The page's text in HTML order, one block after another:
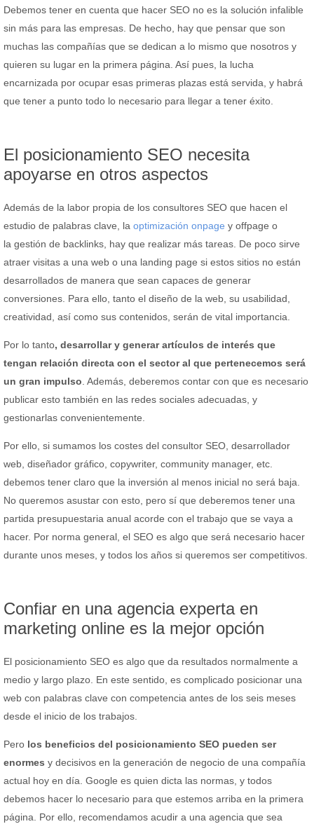
Debemos tener en cuenta que hacer SEO no es la solución infalible
sin más para las empresas. De hecho, hay que pensar que son
muchas las compañías que se dedican a lo mismo que nosotros y
quieren su lugar en la primera página. Así pues, la lucha
encarnizada por ocupar esas primeras plazas está servida, y habrá
que tener a punto todo lo necesario para llegar a tener éxito.
El posicionamiento SEO necesita
apoyarse en otros aspectos
Además de la labor propia de los consultores SEO que hacen el
estudio de palabras clave, la optimización onpage y offpage o
la gestión de backlinks, hay que realizar más tareas. De poco sirve
atraer visitas a una web o una landing page si estos sitios no están
desarrollados de manera que sean capaces de generar
conversiones. Para ello, tanto el diseño de la web, su usabilidad,
creatividad, así como sus contenidos, serán de vital importancia.
Por lo tanto, desarrollar y generar artículos de interés que
tengan relación directa con el sector al que pertenecemos será
un gran impulso . Además, deberemos contar con que es necesario
publicar esto también en las redes sociales adecuadas, y
gestionarlas convenientemente.
Por ello, si sumamos los costes del consultor SEO, desarrollador
web, diseñador gráfico, copywriter, community manager, etc.
debemos tener claro que la inversión al menos inicial no será baja.
No queremos asustar con esto, pero sí que deberemos tener una
partida presupuestaria anual acorde con el trabajo que se vaya a
hacer. Por norma general, el SEO es algo que será necesario hacer
durante unos meses, y todos los años si queremos ser competitivos.
Confiar en una agencia experta en
marketing online es la mejor opción
El posicionamiento SEO es algo que da resultados normalmente a
medio y largo plazo. En este sentido, es complicado posicionar una
web con palabras clave con competencia antes de los seis meses
desde el inicio de los trabajos.
Pero los beneficios del posicionamiento SEO pueden ser
enormes y decisivos en la generación de negocio de una compañía
actual hoy en día. Google es quien dicta las normas, y todos
debemos hacer lo necesario para que estemos arriba en la primera
página. Por ello, recomendamos acudir a una agencia que sea